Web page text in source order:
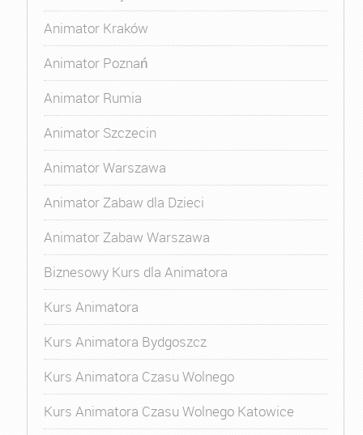
Animator Kraków
Animator Poznań
Animator Rumia
Animator Szczecin
Animator Warszawa
Animator Zabaw dla Dzieci
Animator Zabaw Warszawa
Biznesowy Kurs dla Animatora
Kurs Animatora
Kurs Animatora Bydgoszcz
Kurs Animatora Czasu Wolnego
Kurs Animatora Czasu Wolnego Katowice